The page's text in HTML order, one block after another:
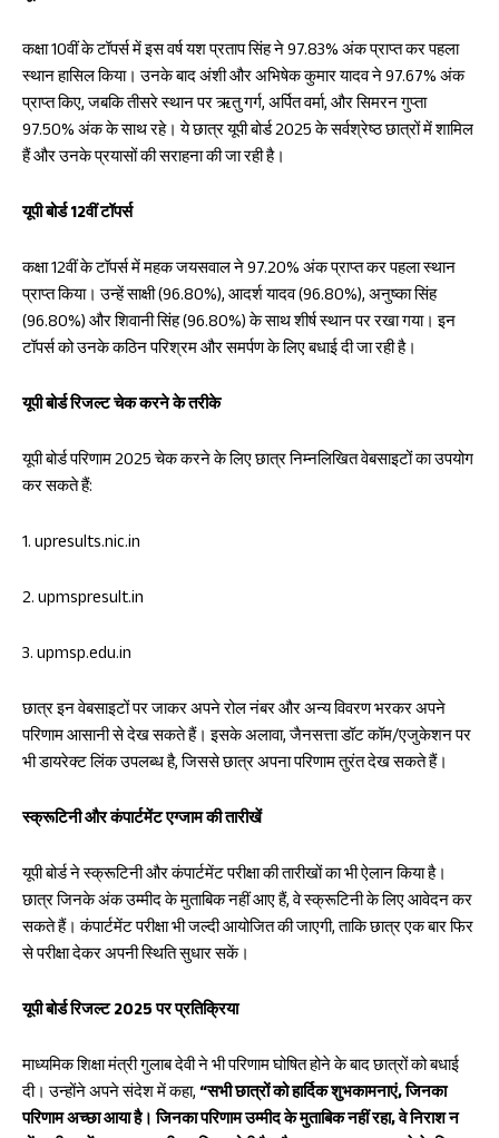
कक्षा 10वीं के टॉपर्स में इस वर्ष यश प्रताप सिंह ने 97.83% अंक प्राप्त कर पहला
स्थान हासिल किया। उनके बाद अंशी और अभिषेक कुमार यादव ने 97.67% अंक
प्राप्त किए, जबकि तीसरे स्थान पर ऋतु गर्ग, अर्पित वर्मा, और सिमरन गुप्ता
97.50% अंक के साथ रहे। ये छात्र यूपी बोर्ड 2025 के सर्वश्रेष्ठ छात्रों में शामिल
हैं और उनके प्रयासों की सराहना की जा रही है।
यूपी बोर्ड 12वीं टॉपर्स
कक्षा 12वीं के टॉपर्स में महक जयसवाल ने 97.20% अंक प्राप्त कर पहला स्थान
प्राप्त किया। उन्हें साक्षी (96.80%), आदर्श यादव (96.80%), अनुष्का सिंह
(96.80%) और शिवानी सिंह (96.80%) के साथ शीर्ष स्थान पर रखा गया। इन
टॉपर्स को उनके कठिन परिश्रम और समर्पण के लिए बधाई दी जा रही है।
यूपी बोर्ड रिजल्ट चेक करने के तरीके
यूपी बोर्ड परिणाम 2025 चेक करने के लिए छात्र निम्नलिखित वेबसाइटों का उपयोग
कर सकते हैं:
1. upresults.nic.in
2. upmspresult.in
3. upmsp.edu.in
छात्र इन वेबसाइटों पर जाकर अपने रोल नंबर और अन्य विवरण भरकर अपने
परिणाम आसानी से देख सकते हैं। इसके अलावा, जैनसत्ता डॉट कॉम/एजुकेशन पर
भी डायरेक्ट लिंक उपलब्ध है, जिससे छात्र अपना परिणाम तुरंत देख सकते हैं।
स्क्रूटिनी और कंपार्टमेंट एग्जाम की तारीखें
यूपी बोर्ड ने स्क्रूटिनी और कंपार्टमेंट परीक्षा की तारीखों का भी ऐलान किया है।
छात्र जिनके अंक उम्मीद के मुताबिक नहीं आए हैं, वे स्क्रूटिनी के लिए आवेदन कर
सकते हैं। कंपार्टमेंट परीक्षा भी जल्दी आयोजित की जाएगी, ताकि छात्र एक बार फिर
से परीक्षा देकर अपनी स्थिति सुधार सकें।
यूपी बोर्ड रिजल्ट 2025 पर प्रतिक्रिया
माध्यमिक शिक्षा मंत्री गुलाब देवी ने भी परिणाम घोषित होने के बाद छात्रों को बधाई
दी। उन्होंने अपने संदेश में कहा, “सभी छात्रों को हार्दिक शुभकामनाएं, जिनका
परिणाम अच्छा आया है। जिनका परिणाम उम्मीद के मुताबिक नहीं रहा, वे निराश न